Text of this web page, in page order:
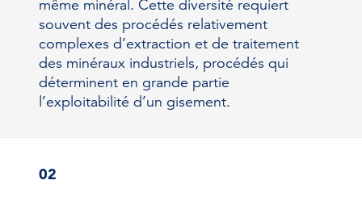
même minéral. Cette diversité requiert
souvent des procédés relativement
complexes d’extraction et de traitement
des minéraux industriels, procédés qui
déterminent en grande partie
l’exploitabilité d’un gisement.
02